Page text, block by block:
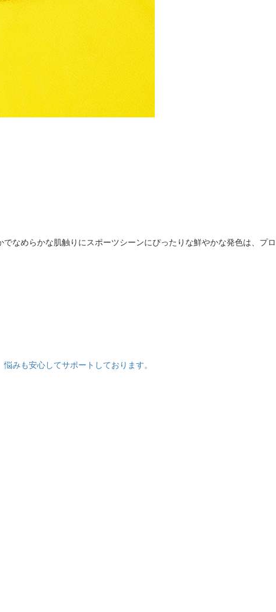
なめらかな肌触りにスポーツシーンにぴったりな鮮やかな発色は、プロ
みも安心してサポートしております。